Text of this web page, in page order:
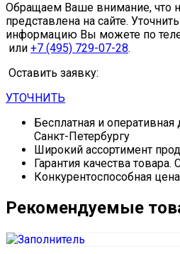
Обращаем Ваше внимание, что
представлена на сайте.
информацию Вы можете по
или +7 (495) 729-07-28.
Оставить заявку:
УТОЧНИТЬ
Бесплатная и
Санкт-Петербургу
Широкий ассортимент
Гарантия качества товара.
Конкурентоспособная цена
Рекомендуемые